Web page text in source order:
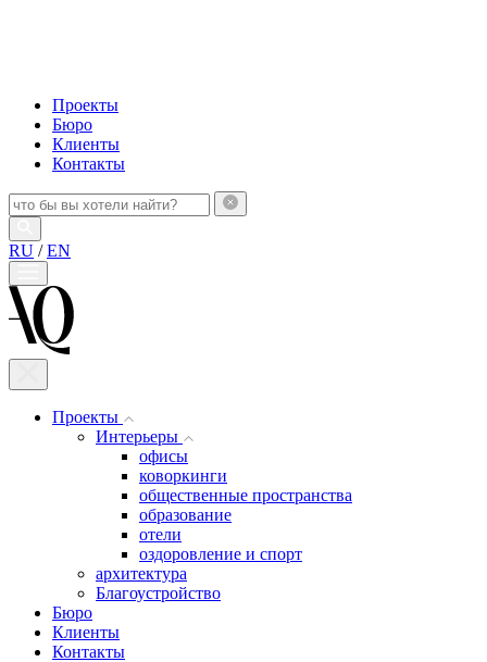
Проекты
Бюро
Клиенты
Контакты
RU / EN
Проекты
Интерьеры
офисы
коворкинги
общественные пространства
образование
отели
оздоровление и спорт
архитектура
Благоустройство
Бюро
Клиенты
Контакты